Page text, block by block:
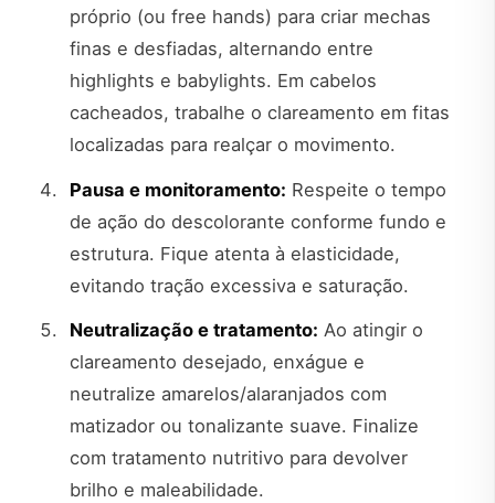
próprio (ou free hands) para criar mechas
finas e desfiadas, alternando entre
highlights e babylights. Em cabelos
cacheados, trabalhe o clareamento em fitas
localizadas para realçar o movimento.
Pausa e monitoramento: Respeite o tempo
de ação do descolorante conforme fundo e
estrutura. Fique atenta à elasticidade,
evitando tração excessiva e saturação.
Neutralização e tratamento: Ao atingir o
clareamento desejado, enxágue e
neutralize amarelos/alaranjados com
matizador ou tonalizante suave. Finalize
com tratamento nutritivo para devolver
brilho e maleabilidade.